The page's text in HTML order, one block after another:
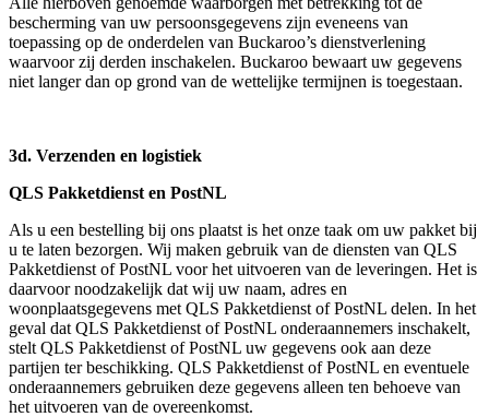
bescherming van uw persoonsgegevens zijn eveneens van
toepassing op de onderdelen van Buckaroo’s dienstverlening
waarvoor zij derden inschakelen. Buckaroo bewaart uw gegevens
niet langer dan op grond van de wettelijke termijnen is toegestaan.
3d. Verzenden en logistiek
QLS Pakketdienst en PostNL
Als u een bestelling bij ons plaatst is het onze taak om uw pakket bij
u te laten bezorgen. Wij maken gebruik van de diensten van QLS
Pakketdienst of PostNL voor het uitvoeren van de leveringen. Het is
daarvoor noodzakelijk dat wij uw naam, adres en
woonplaatsgegevens met QLS Pakketdienst of PostNL delen. In het
geval dat QLS Pakketdienst of PostNL onderaannemers inschakelt,
stelt QLS Pakketdienst of PostNL uw gegevens ook aan deze
partijen ter beschikking. QLS Pakketdienst of PostNL en eventuele
onderaannemers gebruiken deze gegevens alleen ten behoeve van
het uitvoeren van de overeenkomst.